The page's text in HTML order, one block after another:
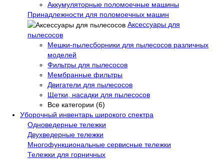
Аккумуляторные поломоечные машины
Принадлежности для поломоечных машин
Аксессуары для
пылесосов
Мешки-пылесборники для пылесосов различных
моделей
Фильтры для пылесосов
Мембранные фильтры
Двигатели для пылесосов
Щетки, насадки для пылесосов
Все категории (6)
Уборочный инвентарь широкого спектра
Одноведерные тележки
Двухведерные тележки
Многофункциональные сервисные тележки
Тележки для горничных